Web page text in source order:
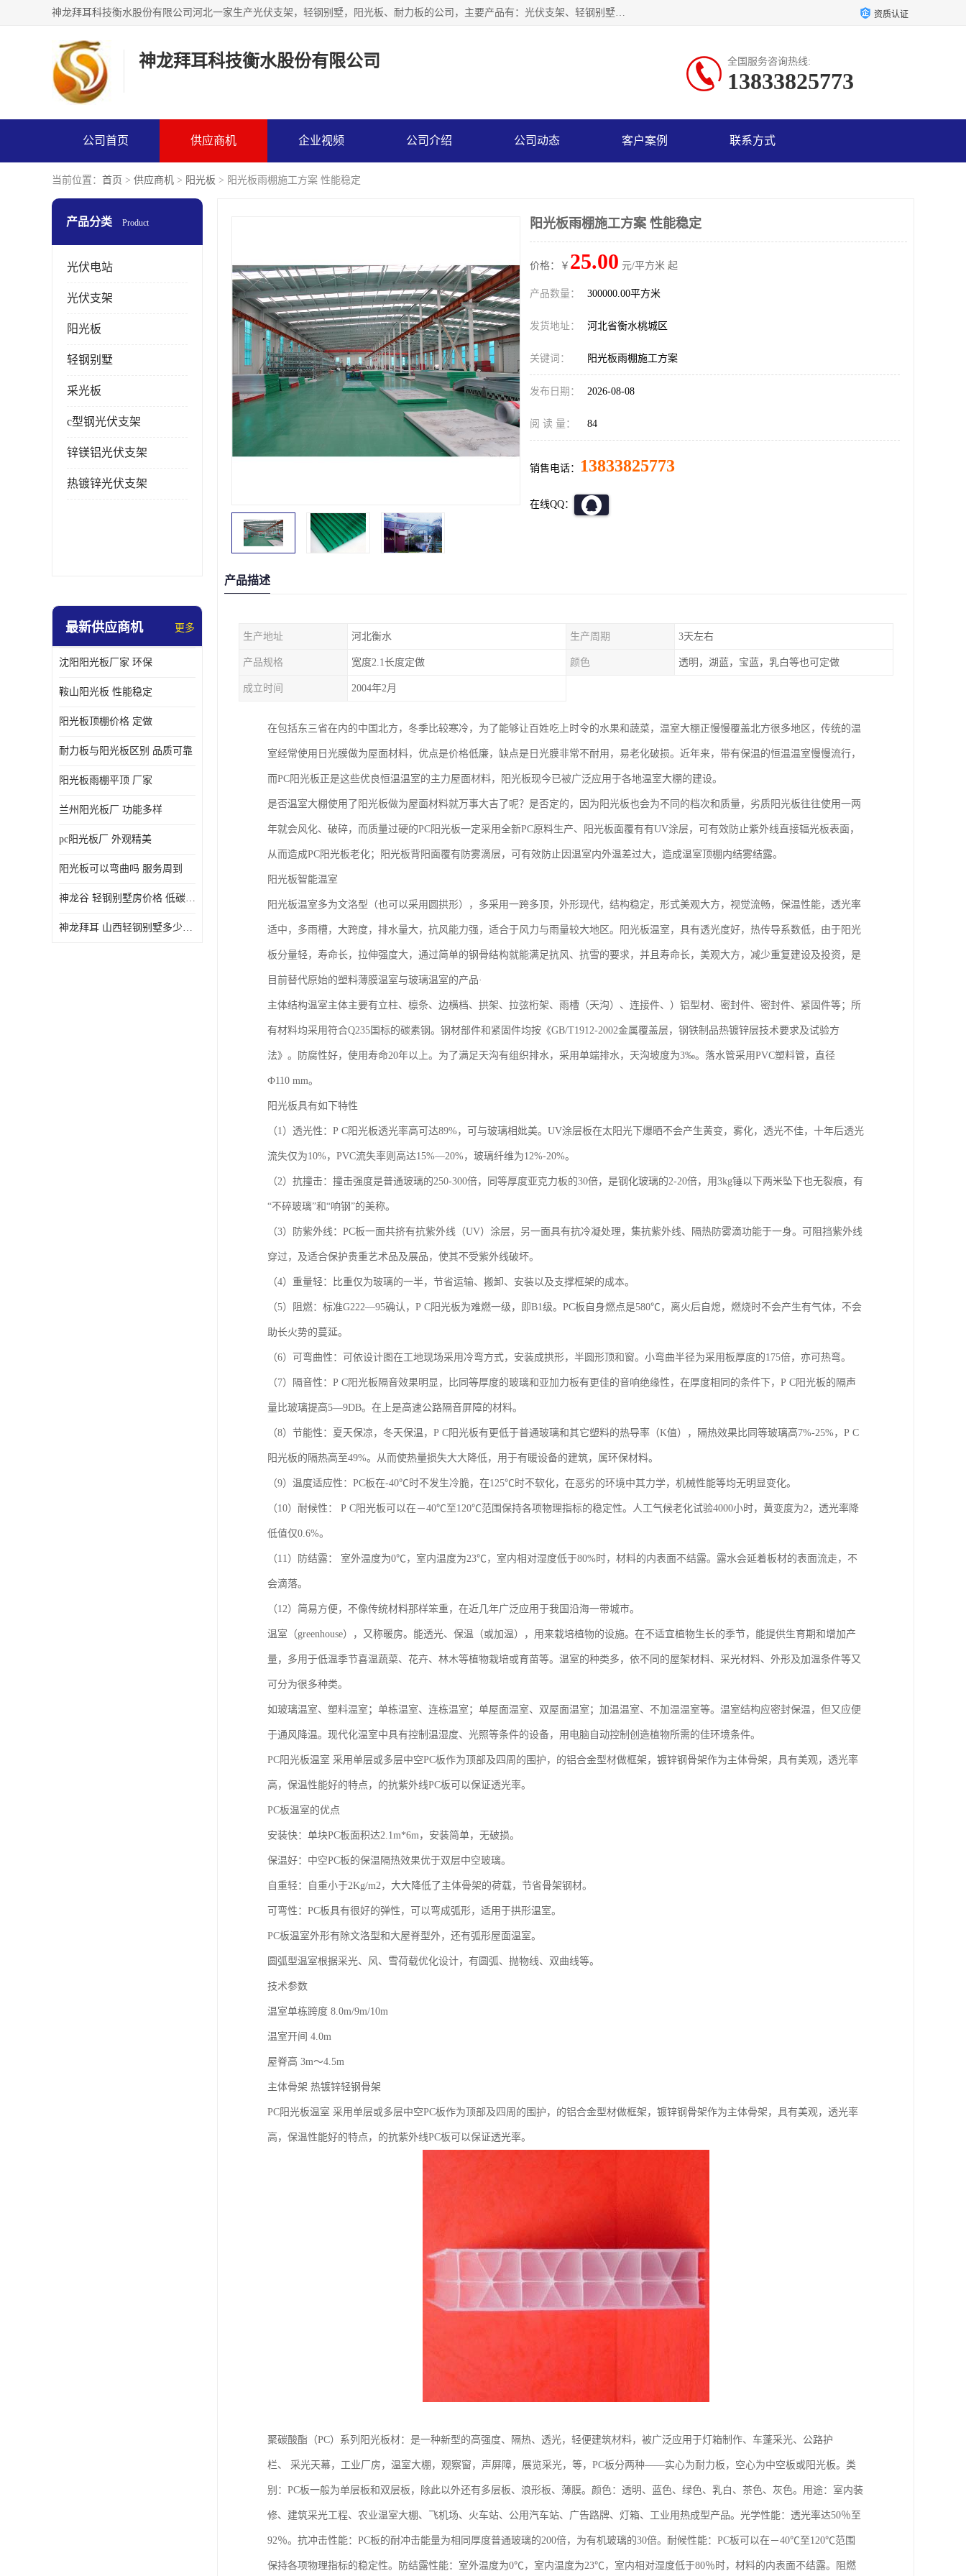
神龙拜耳科技衡水股份有限公司河北一家生产光伏支架，轻钢别墅，阳光板、耐力板的公司，主要产品有：光伏支架、轻钢别墅、阳光板、耐力板、采光板等，公司参与制定了多项标准。 资质认证
神龙拜耳科技衡水股份有限公司 全国服务咨询热线:
13833825773
公司首页 供应商机 企业视频 公司介绍 公司动态 客户案例 联系方式
当前位置： 首页 > 供应商机 > 阳光板 > 阳光板雨棚施工方案 性能稳定
产品分类 Product
光伏电站
光伏支架
阳光板
轻钢别墅
采光板
c型钢光伏支架
锌镁铝光伏支架
热镀锌光伏支架
最新供应商机 更多
沈阳阳光板厂家 环保
鞍山阳光板 性能稳定
阳光板顶棚价格 定做
耐力板与阳光板区别 品质可靠
阳光板雨棚平顶 厂家
兰州阳光板厂 功能多样
pc阳光板厂 外观精美
阳光板可以弯曲吗 服务周到
神龙谷 轻钢别墅房价格 低碳环保
神龙拜耳 山西轻钢别墅多少钱 施工快捷
阳光板雨棚施工方案 性能稳定
价格：￥ 25.00 元/平方米 起
产品数量： 300000.00平方米
发货地址： 河北省衡水桃城区
关键词： 阳光板雨棚施工方案
发布日期： 2026-08-08
阅 读 量： 84
销售电话： 13833825773
在线QQ：
产品描述
生产地址 河北衡水 生产周期 3天左右
产品规格 宽度2.1长度定做 颜色 透明，湖蓝，宝蓝，乳白等也可定做
成立时间 2004年2月
在包括东三省在内的中国北方，冬季比较寒冷，为了能够让百姓吃上时令的水果和蔬菜，温室大棚正慢慢覆盖北方很多地区，传统的温
室经常使用日光膜做为屋面材料，优点是价格低廉，缺点是日光膜非常不耐用，易老化破损。近年来，带有保温的恒温温室慢慢流行，
而PC阳光板正是这些优良恒温温室的主力屋面材料，阳光板现今已被广泛应用于各地温室大棚的建设。
是否温室大棚使用了阳光板做为屋面材料就万事大吉了呢？是否定的，因为阳光板也会为不同的档次和质量，劣质阳光板往往使用一两
年就会风化、破碎，而质量过硬的PC阳光板一定采用全新PC原料生产、阳光板面覆有有UV涂层，可有效防止紫外线直接辐光板表面，
从而造成PC阳光板老化；阳光板背阳面覆有防雾滴层，可有效防止因温室内外温差过大，造成温室顶棚内结雾结露。
阳光板智能温室
阳光板温室多为文洛型（也可以采用圆拱形），多采用一跨多顶，外形现代，结构稳定，形式美观大方，视觉流畅，保温性能，透光率
适中，多雨槽，大跨度，排水量大，抗风能力强，适合于风力与雨量较大地区。阳光板温室，具有透光度好，热传导系数低，由于阳光
板分量轻，寿命长，拉伸强度大，通过简单的钢骨结构就能满足抗风、抗雪的要求，并且寿命长，美观大方，减少重复建设及投资，是
目前替代原始的塑料薄膜温室与玻璃温室的产品·
主体结构温室主体主要有立柱、檩条、边横档、拱架、拉弦桁架、雨槽（天沟）、连接件、）铝型材、密封件、密封件、紧固件等；所
有材料均采用符合Q235国标的碳素钢。钢材部件和紧固件均按《GB/T1912-2002金属覆盖层，钢铁制品热镀锌层技术要求及试验方
法》。防腐性好，使用寿命20年以上。为了满足天沟有组织排水，采用单端排水，天沟坡度为3‰。落水管采用PVC塑料管，直径
Ф110 mm。
阳光板具有如下特性
（1）透光性：P C阳光板透光率高可达89%，可与玻璃相妣美。UV涂层板在太阳光下爆晒不会产生黄变，雾化，透光不佳，十年后透光
流失仅为10%，PVC流失率则高达15%—20%，玻璃纤维为12%-20%。
（2）抗撞击：撞击强度是普通玻璃的250-300倍，同等厚度亚克力板的30倍，是钢化玻璃的2-20倍，用3kg锤以下两米坠下也无裂痕，有
“不碎玻璃”和“响钢”的美称。
（3）防紫外线：PC板一面共挤有抗紫外线（UV）涂层，另一面具有抗冷凝处理，集抗紫外线、隔热防雾滴功能于一身。可阻挡紫外线
穿过，及适合保护贵重艺术品及展品，使其不受紫外线破坏。
（4）重量轻：比重仅为玻璃的一半，节省运输、搬卸、安装以及支撑框架的成本。
（5）阻燃：标准G222—95确认，P C阳光板为难燃一级，即B1级。PC板自身燃点是580℃，离火后自熄，燃烧时不会产生有气体，不会
助长火势的蔓延。
（6）可弯曲性：可依设计图在工地现场采用冷弯方式，安装成拱形，半圆形顶和窗。小弯曲半径为采用板厚度的175倍，亦可热弯。
（7）隔音性：P C阳光板隔音效果明显，比同等厚度的玻璃和亚加力板有更佳的音响绝缘性，在厚度相同的条件下，P C阳光板的隔声
量比玻璃提高5—9DB。在上是高速公路隔音屏障的材料。
（8）节能性：夏天保凉，冬天保温，P C阳光板有更低于普通玻璃和其它塑料的热导率（K值），隔热效果比同等玻璃高7%-25%，P C
阳光板的隔热高至49%。从而使热量损失大大降低，用于有暖设备的建筑，属环保材料。
（9）温度适应性：PC板在-40℃时不发生冷脆，在125℃时不软化，在恶劣的环境中其力学，机械性能等均无明显变化。
（10）耐候性： P C阳光板可以在－40℃至120℃范围保持各项物理指标的稳定性。人工气候老化试验4000小时，黄变度为2，透光率降
低值仅0.6%。
（11）防结露： 室外温度为0℃，室内温度为23℃，室内相对湿度低于80%时，材料的内表面不结露。露水会延着板材的表面流走，不
会滴落。
（12）简易方便，不像传统材料那样笨重，在近几年广泛应用于我国沿海一带城市。
温室（greenhouse），又称暖房。能透光、保温（或加温），用来栽培植物的设施。在不适宜植物生长的季节，能提供生育期和增加产
量，多用于低温季节喜温蔬菜、花卉、林木等植物栽培或育苗等。温室的种类多，依不同的屋架材料、采光材料、外形及加温条件等又
可分为很多种类。
如玻璃温室、塑料温室；单栋温室、连栋温室；单屋面温室、双屋面温室；加温温室、不加温温室等。温室结构应密封保温，但又应便
于通风降温。现代化温室中具有控制温湿度、光照等条件的设备，用电脑自动控制创造植物所需的佳环境条件。
PC阳光板温室 采用单层或多层中空PC板作为顶部及四周的围护，的铝合金型材做框架，镀锌钢骨架作为主体骨架，具有美观，透光率
高，保温性能好的特点，的抗紫外线PC板可以保证透光率。
PC板温室的优点
安装快：单块PC板面积达2.1m*6m，安装简单，无破损。
保温好：中空PC板的保温隔热效果优于双层中空玻璃。
自重轻：自重小于2Kg/m2，大大降低了主体骨架的荷载，节省骨架钢材。
可弯性：PC板具有很好的弹性，可以弯成弧形，适用于拱形温室。
PC板温室外形有除文洛型和大屋脊型外，还有弧形屋面温室。
圆弧型温室根据采光、风、雪荷载优化设计，有圆弧、抛物线、双曲线等。
技术参数
温室单栋跨度 8.0m/9m/10m
温室开间 4.0m
屋脊高 3m～4.5m
主体骨架 热镀锌轻钢骨架
PC阳光板温室 采用单层或多层中空PC板作为顶部及四周的围护，的铝合金型材做框架，镀锌钢骨架作为主体骨架，具有美观，透光率
高，保温性能好的特点，的抗紫外线PC板可以保证透光率。
聚碳酸酯（PC）系列阳光板材：是一种新型的高强度、隔热、透光，轻便建筑材料，被广泛应用于灯箱制作、车蓬采光、公路护
栏、 采光天幕，工业厂房，温室大棚，观察窗，声屏障，展览采光，等，PC板分两种——实心为耐力板，空心为中空板或阳光板。类
别：PC板一般为单层板和双层板，除此以外还有多层板、浪形板、薄膜。颜色：透明、蓝色、绿色、乳白、茶色、灰色。用途：室内装
修、建筑采光工程、农业温室大棚、飞机场、火车站、公用汽车站、广告路牌、灯箱、工业用热成型产品。光学性能：透光率达50％至
92％。抗冲击性能：PC板的耐冲击能量为相同厚度普通玻璃的200倍，为有机玻璃的30倍。耐候性能：PC板可以在－40℃至120℃范围
保持各项物理指标的稳定性。防结露性能：室外温度为0℃，室内温度为23℃，室内相对湿度低于80％时，材料的内表面不结露。阻燃